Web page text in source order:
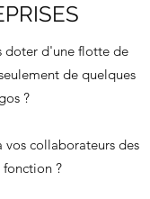
doter d'une flotte de
de quelques
?
vos collaborateurs des
fonction ?